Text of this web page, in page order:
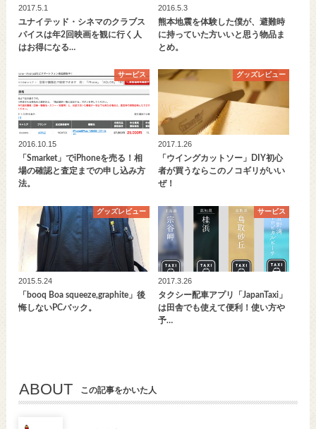
2017.5.1
ユナイテッド・シネマのクラブス
パイスは年2回映画を観に行く人
はお得になる…
2016.5.3
熊本地震を体験した僕が、避難時
に持っていた方いいと思う物品ま
とめ。
サービス
2016.10.15
「Smarket」でiPhoneを売る！相
場の確認と査定までの申し込み方
法。
グッズレビュー
2017.1.26
「ウイングカットソー」DIY初心
者が買うならこのノコギリがいい
ぜ！
グッズレビュー
2015.5.24
「booq Boa squeeze,graphite」後
悔しないPCバック。
サービス
2017.3.26
タクシー配車アプリ「JapanTaxi」
は田舎でも使えて便利！使い方や
予…
ABOUT この記事をかいた人